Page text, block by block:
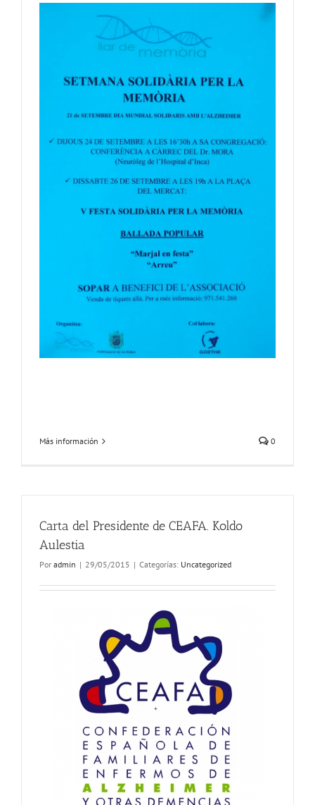
Más información 0
Carta del Presidente de CEAFA. Koldo
Aulestia
Por admin | 29/05/2015 | Categorías: Uncategorized